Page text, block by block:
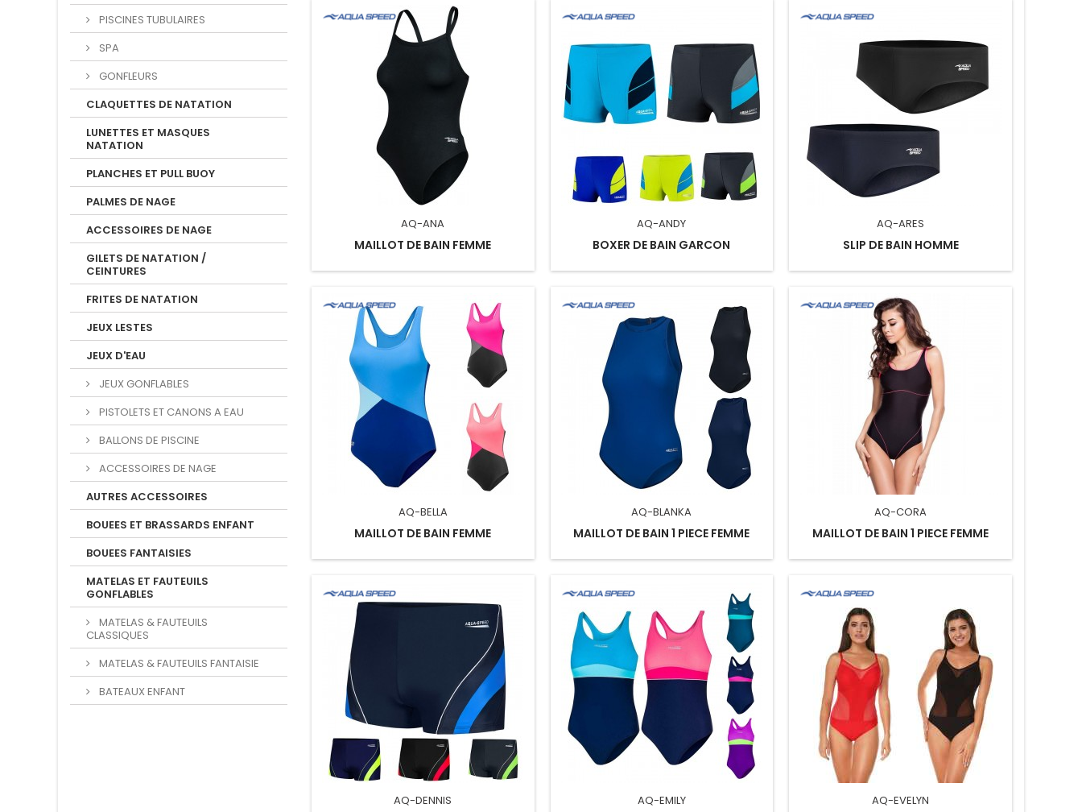
PISCINES TUBULAIRES
SPA
GONFLEURS
CLAQUETTES DE NATATION
LUNETTES ET MASQUES
NATATION
PLANCHES ET PULL BUOY
PALMES DE NAGE
ACCESSOIRES DE NAGE
GILETS DE NATATION /
CEINTURES
FRITES DE NATATION
JEUX LESTES
JEUX D'EAU
JEUX GONFLABLES
PISTOLETS ET CANONS A EAU
BALLONS DE PISCINE
ACCESSOIRES DE NAGE
AUTRES ACCESSOIRES
BOUEES ET BRASSARDS ENFANT
BOUEES FANTAISIES
MATELAS ET FAUTEUILS
GONFLABLES
MATELAS & FAUTEUILS
CLASSIQUES
MATELAS & FAUTEUILS FANTAISIE
BATEAUX ENFANT
AQ-ANA
MAILLOT DE BAIN FEMME
AQ-ANDY
BOXER DE BAIN GARCON
AQ-ARES
SLIP DE BAIN HOMME
AQ-BELLA
MAILLOT DE BAIN FEMME
AQ-BLANKA
MAILLOT DE BAIN 1 PIECE FEMME
AQ-CORA
MAILLOT DE BAIN 1 PIECE FEMME
AQ-DENNIS AQ-EMILY AQ-EVELYN